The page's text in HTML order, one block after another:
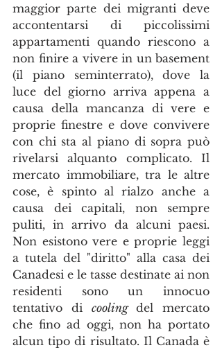
maggior parte dei migranti deve
accontentarsi di piccolissimi
appartamenti quando riescono a
non finire a vivere in un basement
(il piano seminterrato), dove la
luce del giorno arriva appena a
causa della mancanza di vere e
proprie finestre e dove convivere
con chi sta al piano di sopra può
rivelarsi alquanto complicato. Il
mercato immobiliare, tra le altre
cose, è spinto al rialzo anche a
causa dei capitali, non sempre
puliti, in arrivo da alcuni paesi.
Non esistono vere e proprie leggi
a tutela del "diritto" alla casa dei
Canadesi e le tasse destinate ai non
residenti sono un innocuo
tentativo di cooling del mercato
che fino ad oggi, non ha portato
alcun tipo di risultato. Il Canada è